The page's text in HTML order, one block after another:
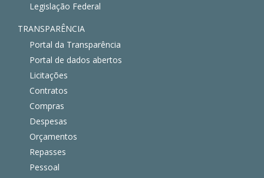
Legislação Federal
TRANSPARÊNCIA
Portal da Transparência
Portal de dados abertos
Licitações
Contratos
Compras
Despesas
Orçamentos
Repasses
Pessoal